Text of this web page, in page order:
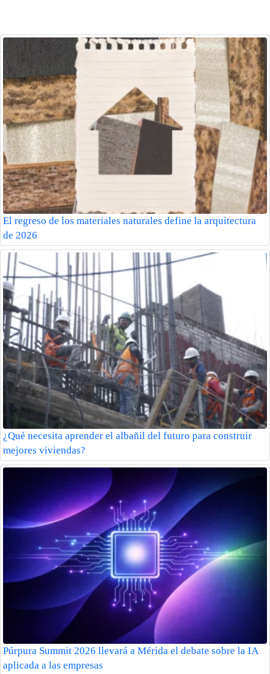
El regreso de los materiales naturales define la arquitectura
de 2026
¿Qué necesita aprender el albañil del futuro para construir
mejores viviendas?
Púrpura Summit 2026 llevará a Mérida el debate sobre la IA
aplicada a las empresas